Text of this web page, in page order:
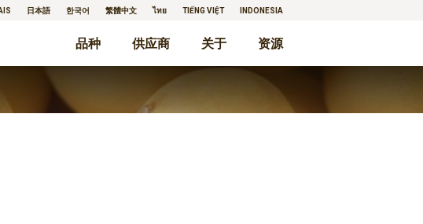
日本語 한국어 繁體中文 ไทย TIẾNG VIỆT INDONESIA
品种 供应商 关于 资源